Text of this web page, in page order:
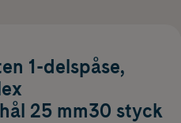
1-delspåse,
25 mm30 styck